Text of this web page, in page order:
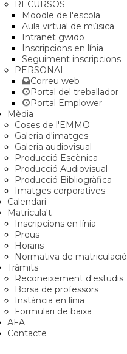
RECURSOS
Moodle de l'escola
Aula virtual de música
Intranet gwido
Inscripcions en línia
Seguiment inscripcions
PERSONAL
Correu web
Portal del treballador
Portal Emplower
Mèdia
Coses de l'EMMO
Galeria d'imatges
Galeria audiovisual
Producció Escènica
Producció Audiovisual
Producció Bibliogràfica
Imatges corporatives
Calendari
Matricula't
Inscripcions en línia
Preus
Horaris
Normativa de matriculació
Tràmits
Reconeixement d'estudis
Borsa de professors
Instància en línia
Formulari de baixa
AFA
Contacte